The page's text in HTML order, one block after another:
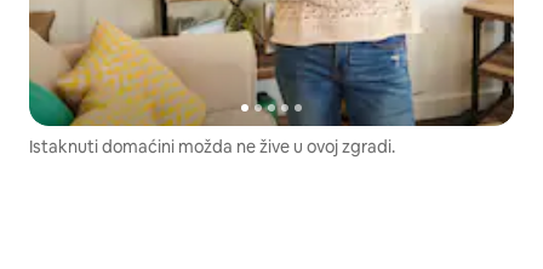
Istaknuti domaćini možda ne žive u ovoj zgradi.